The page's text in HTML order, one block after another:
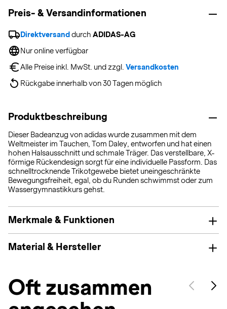
Preis- & Versandinformationen
Direktversand durch ADIDAS-AG
Nur online verfügbar
Alle Preise inkl. MwSt. und zzgl. Versandkosten
Rückgabe innerhalb von 30 Tagen möglich
Produktbeschreibung
Dieser Badeanzug von adidas wurde zusammen mit dem
Weltmeister im Tauchen, Tom Daley, entworfen und hat einen
hohen Halsausschnitt und schmale Träger. Das verstellbare, X-
förmige Rückendesign sorgt für eine individuelle Passform. Das
schnelltrocknende Trikotgewebe bietet uneingeschränkte
Bewegungsfreiheit, egal, ob du Runden schwimmst oder zum
Wassergymnastikkurs gehst.
Merkmale & Funktionen
Material & Hersteller
Oft zusammen